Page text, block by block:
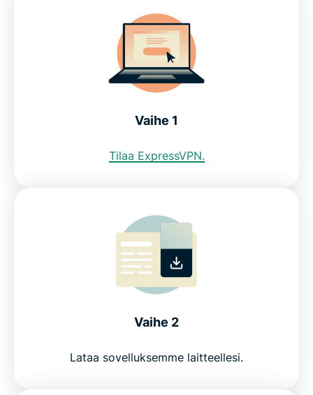
Voinko käyttää ilmaista VPN:ää turkkilaisen IP:n
Hanki riskitön VPN Turkissa
Get a Turkey VPN in 3 easy steps
Everyday uses for a Turkey VPN
ExpressVPN vs. free VPNs in Turkey
Vaihe 1
Tilaa ExpressVPN.
Vaihe 2
Lataa sovelluksemme laitteellesi.